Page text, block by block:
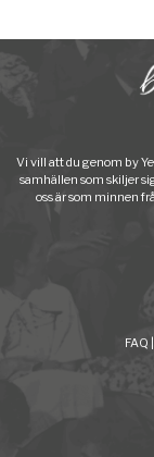
Vi vill att du genom by
samhällen som skiljer
oss är som minnen
FAQ